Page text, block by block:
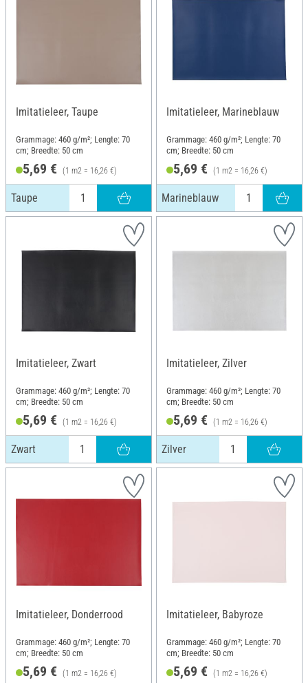
Imitatieleer, Taupe
Grammage: 460 g/m²; Lengte: 70
cm; Breedte: 50 cm
5,69 € (1 m2 = 16,26 €)
Taupe
Imitatieleer, Marineblauw
Grammage: 460 g/m²; Lengte: 70
cm; Breedte: 50 cm
5,69 € (1 m2 = 16,26 €)
Marineblauw
Imitatieleer, Zwart
Grammage: 460 g/m²; Lengte: 70
cm; Breedte: 50 cm
5,69 € (1 m2 = 16,26 €)
Zwart
Imitatieleer, Zilver
Grammage: 460 g/m²; Lengte: 70
cm; Breedte: 50 cm
5,69 € (1 m2 = 16,26 €)
Zilver
Imitatieleer, Donderrood
Grammage: 460 g/m²; Lengte: 70
cm; Breedte: 50 cm
5,69 € (1 m2 = 16,26 €)
Imitatieleer, Babyroze
Grammage: 460 g/m²; Lengte: 70
cm; Breedte: 50 cm
5,69 € (1 m2 = 16,26 €)